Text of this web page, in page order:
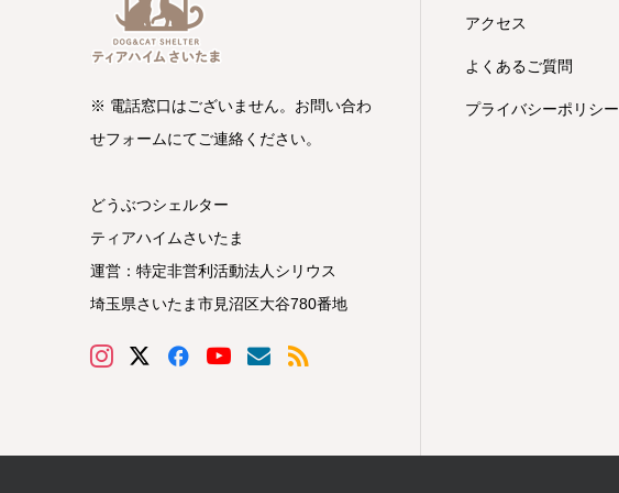
※ 電話窓口はございません。お問い合わ
せフォームにてご連絡ください。
どうぶつシェルター
ティアハイムさいたま
運営：特定非営利活動法人シリウス
埼玉県さいたま市見沼区大谷780番地
アクセス
よくあるご質問
プライバシーポリシー